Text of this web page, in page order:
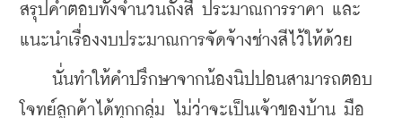
สรุปคำตอบทั้งจำนวนถังสี ประมาณการราคา และ
แนะนำเรื่องงบประมาณการจัดจ้างช่างสีไว้ให้ด้วย
นั่นทำให้คำปรึกษาจากน้องนิปปอนสามารถตอบ
โจทย์ลูกค้าได้ทุกกลุ่ม ไม่ว่าจะเป็นเจ้าของบ้าน มือ